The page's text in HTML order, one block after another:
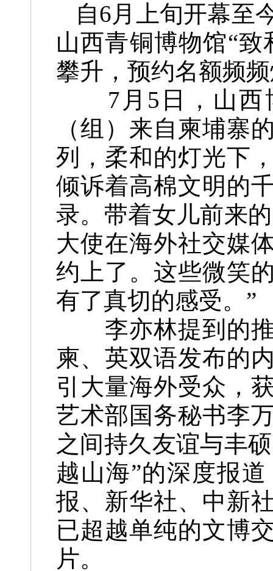
自6月上旬开幕至
山西青铜博物馆“
攀升，预约名额频
7月5日，山西博
（组）来自柬埔寨
列，柔和的灯光下
倾诉着高棉文明的
录。带着女儿前来
大使在海外社交媒
约上了。这些微笑
有了真切的感受。”
李亦林提到的推
柬、英双语发布的
引大量海外受众，
艺术部国务秘书李
之间持久友谊与丰
越山海”的深度报
报、新华社、中新
已超越单纯的文博
片。